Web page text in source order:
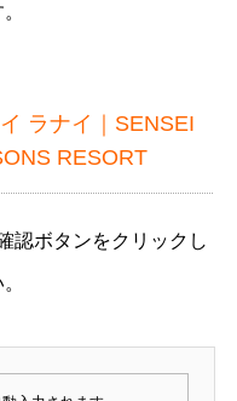
ラナイ｜SENSEI
RESORT
認ボタンをクリックし